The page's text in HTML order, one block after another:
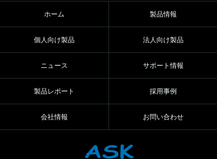
ホーム 製品情報
個人向け製品 法人向け製品
ニュース サポート情報
製品レポート 採用事例
会社情報 お問い合わせ